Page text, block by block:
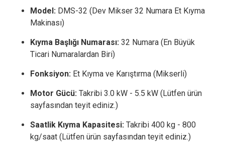
Model: DMS-32 (Dev Mikser 32 Numara Et Kıyma
Makinası)
Kıyma Başlığı Numarası: 32 Numara (En Büyük
Ticari Numaralardan Biri)
Fonksiyon: Et Kıyma ve Karıştırma (Mikserli)
Motor Gücü: Takribi 3.0 kW - 5.5 kW (Lütfen ürün
sayfasından teyit ediniz.)
Saatlik Kıyma Kapasitesi: Takribi 400 kg - 800
kg/saat (Lütfen ürün sayfasından teyit ediniz.)